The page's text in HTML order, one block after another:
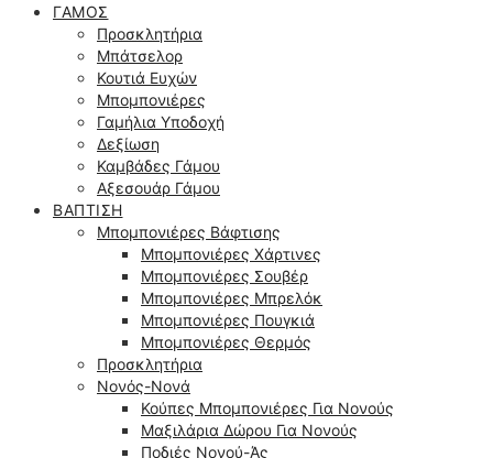
ΓΆΜΟΣ
Προσκλητήρια
Μπάτσελορ
Κουτιά Ευχών
Μπομπονιέρες
Γαμήλια Υποδοχή
Δεξίωση
Καμβάδες Γάμου
Αξεσουάρ Γάμου
ΒΆΠΤΙΣΗ
Μπομπονιέρες Βάφτισης
Μπομπονιέρες Χάρτινες
Μπομπονιέρες Σουβέρ
Μπομπονιέρες Μπρελόκ
Μπομπονιέρες Πουγκιά
Μπομπονιέρες Θερμός
Προσκλητήρια
Νονός-Νονά
Κούπες Μπομπονιέρες Για Νονούς
Μαξιλάρια Δώρου Για Νονούς
Ποδιές Νονού-Άς